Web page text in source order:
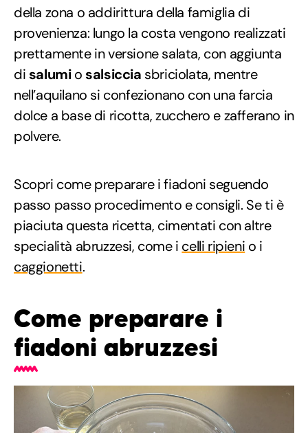
della zona o addirittura della famiglia di
provenienza: lungo la costa vengono realizzati
prettamente in versione salata, con aggiunta
di salumio salsiccia sbriciolata, mentre
nell’aquilano si confezionano con una farcia
dolce a base di ricotta, zucchero e zafferano in
polvere.
Scopri come preparare i fiadoni seguendo
passo passo procedimento e consigli. Se ti è
piaciuta questa ricetta, cimentati con altre
specialità abruzzesi, come i celli ripieni o i
caggionetti.
Come preparare i
fiadoni abruzzesi